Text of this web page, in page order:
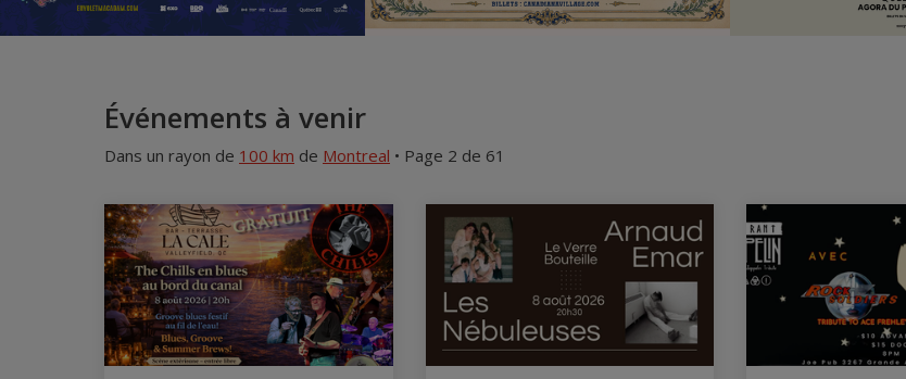
Événements à venir
Dans un rayon de 100 km de Montreal • Page 2 de 61